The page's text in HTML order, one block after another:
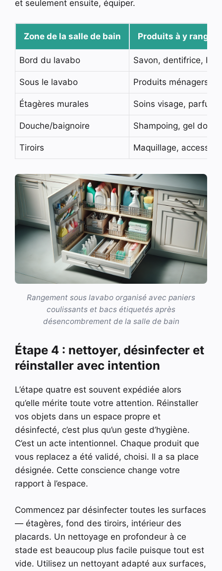
et seulement ensuite, équiper.
Zone de la salle de bain Produits à y ranger
Bord du lavabo Savon, dentifrice,
Sous le lavabo Produits ménagers,
Étagères murales Soins visage,
Douche/baignoire Shampoing, gel
Tiroirs Maquillage,
Rangement sous lavabo organisé avec paniers
coulissants et bacs étiquetés après
désencombrement de la salle de bain
Étape 4 : nettoyer, désinfecter et
réinstaller avec intention
L’étape quatre est souvent expédiée alors
qu’elle mérite toute votre attention. Réinstaller
vos objets dans un espace propre et
désinfecté, c’est plus qu’un geste d’hygiène.
C’est un acte intentionnel. Chaque produit que
vous replacez a été validé, choisi. Il a sa place
désignée. Cette conscience change votre
rapport à l’espace.
Commencez par désinfecter toutes les surfaces
— étagères, fond des tiroirs, intérieur des
placards. Un nettoyage en profondeur à ce
stade est beaucoup plus facile puisque tout est
vide. Utilisez un nettoyant adapté aux surfaces,